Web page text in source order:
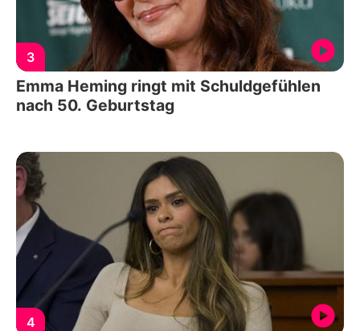
3
Emma Heming ringt mit Schuldgefühlen
nach 50. Geburtstag
4